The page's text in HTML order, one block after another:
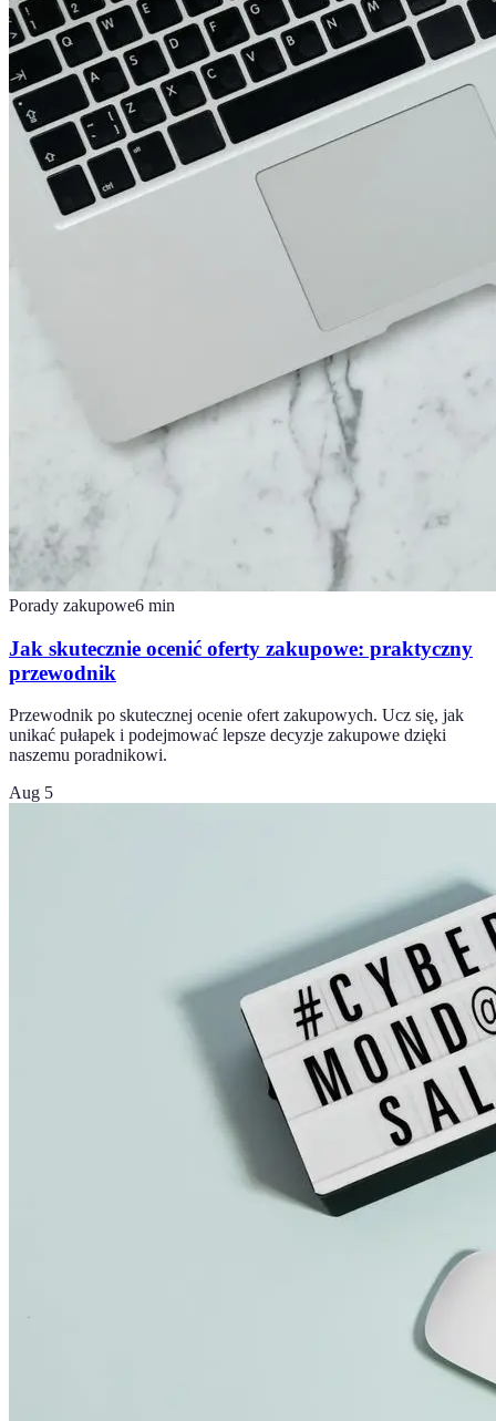
Porady zakupowe6 min
Jak skutecznie ocenić oferty zakupowe: praktyczny
przewodnik
Przewodnik po skutecznej ocenie ofert zakupowych. Ucz się, jak
unikać pułapek i podejmować lepsze decyzje zakupowe dzięki
naszemu poradnikowi.
Aug 5